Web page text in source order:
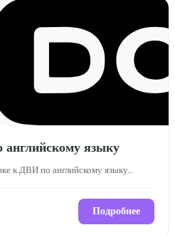
языку
к ДВИ по английскому языку...
Подробнее